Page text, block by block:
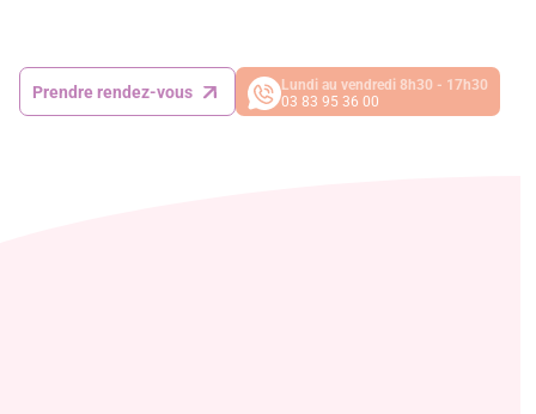
Prendre rendez-vous
Lundi au vendredi 8h30 - 17h30
03 83 95 36 00